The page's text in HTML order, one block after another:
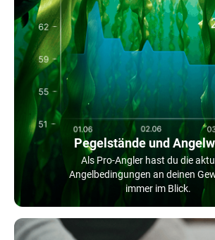
Pegelstände und
Als Pro-Angler hast du die
Angelbedingungen an deinen
immer im Blick.